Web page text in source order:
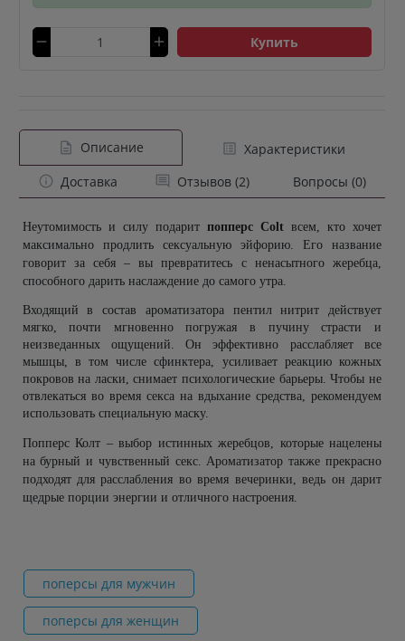
Купить
Описание
Характеристики
Доставка
Отзывов (2) Вопросы (0)
Неутомимость и силу подарит попперс Colt всем, кто хочет
максимально продлить сексуальную эйфорию. Его название
говорит за себя – вы превратитесь с ненасытного жеребца,
способного дарить наслаждение до самого утра.
Входящий в состав ароматизатора пентил нитрит действует
мягко, почти мгновенно погружая в пучину страсти и
неизведанных ощущений. Он эффективно расслабляет все
мышцы, в том числе сфинктера, усиливает реакцию кожных
покровов на ласки, снимает психологические барьеры. Чтобы не
отвлекаться во время секса на вдыхание средства, рекомендуем
использовать специальную маску.
Попперс Колт – выбор истинных жеребцов, которые нацелены
на бурный и чувственный секс. Ароматизатор также прекрасно
подходят для расслабления во время вечеринки, ведь он дарит
щедрые порции энергии и отличного настроения.
поперсы для мужчин
поперсы для женщин